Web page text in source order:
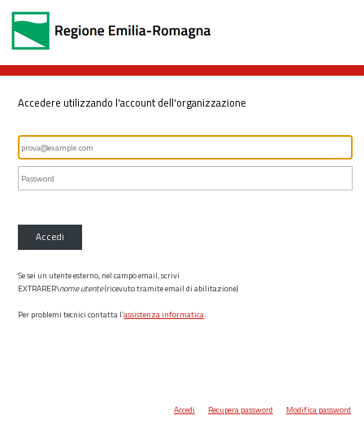
Accedere utilizzando l'account dell'organizzazione
Accedi
Se sei un utente esterno, nel campo email, scrivi
EXTRARER\nome utente(ricevuto tramite email di abilitazione)
Per problemi tecnici contatta l’assistenza informatica.
Accedi Recupera password Modifica password